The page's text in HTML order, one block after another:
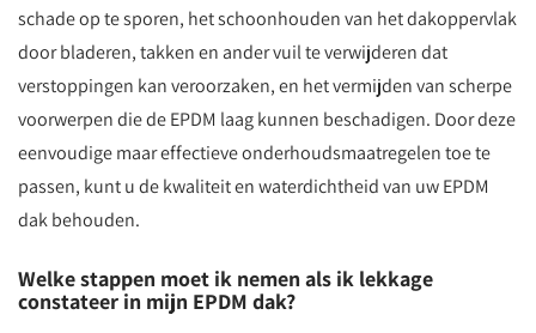
schade op te sporen, het schoonhouden van het dakoppervlak
door bladeren, takken en ander vuil te verwijderen dat
verstoppingen kan veroorzaken, en het vermijden van scherpe
voorwerpen die de EPDM laag kunnen beschadigen. Door deze
eenvoudige maar effectieve onderhoudsmaatregelen toe te
passen, kunt u de kwaliteit en waterdichtheid van uw EPDM
dak behouden.
Welke stappen moet ik nemen als ik lekkage
constateer in mijn EPDM dak?